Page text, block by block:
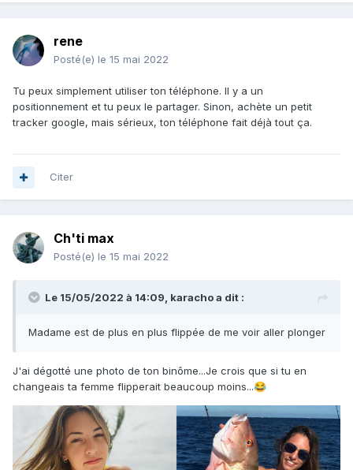
rene
Posté(e) le 15 mai 2022
Tu peux simplement utiliser ton téléphone. Il y a un
positionnement et tu peux le partager. Sinon, achète un petit
tracker google, mais sérieux, ton téléphone fait déjà tout ça.
Citer
Ch'ti max
Posté(e) le 15 mai 2022
Le 15/05/2022 à 14:09, karachoa dit :
Madame est de plus en plus flippée de me voir aller plonger
J'ai dégotté une photo de ton binôme...Je crois que si tu en
changeais ta femme flipperait beaucoup moins...😂